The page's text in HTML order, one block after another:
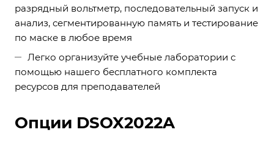
разрядный вольтметр, последовательный запуск и
анализ, сегментированную память и тестирование
по маске в любое время
Легко организуйте учебные лаборатории с
помощью нашего бесплатного комплекта
ресурсов для преподавателей
Опции DSOX2022A